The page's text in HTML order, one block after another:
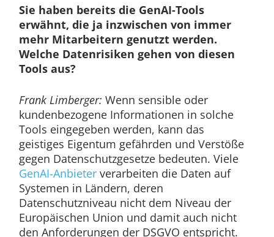
Sie haben bereits die GenAI-Tools
erwähnt, die ja inzwischen von immer
mehr Mitarbeitern genutzt werden.
Welche Datenrisiken gehen von diesen
Tools aus?
Frank Limberger: Wenn sensible oder
kundenbezogene Informationen in solche
Tools eingegeben werden, kann das
geistiges Eigentum gefährden und Verstöße
gegen Datenschutzgesetze bedeuten. Viele
GenAI-Anbieterverarbeiten die Daten auf
Systemen in Ländern, deren
Datenschutzniveau nicht dem Niveau der
Europäischen Union und damit auch nicht
den Anforderungen der DSGVO entspricht.